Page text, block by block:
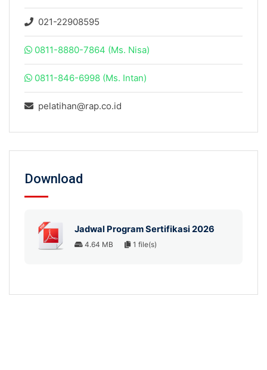
021-22908595
0811-8880-7864 (Ms. Nisa)
0811-846-6998 (Ms. Intan)
pelatihan@rap.co.id
Download
Jadwal Program Sertifikasi 2026
4.64 MB 1 file(s)